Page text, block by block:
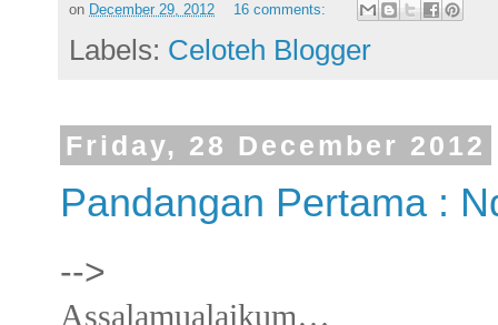
on December 29, 2012 16 comments:
Labels: Celoteh Blogger
Friday, 28 December 2012
Pandangan Pertama :
-->
Assalamualaikum…